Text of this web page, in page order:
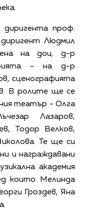
диригента проф.
Людмил
на доц. д-р
- на д-р
сценографията
В ролите ще се
театър - Олга
Лазаров,
Тодор Велков,
Те ще си
и награждавани
академия
които Мелинда
Гроздев, Яна